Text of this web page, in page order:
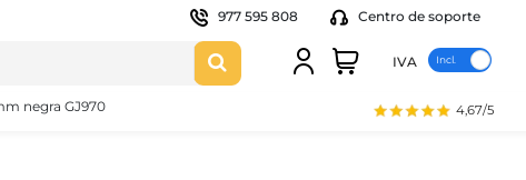
977 595 808 Centro de soporte
IVA
4,67/5
negra GJ970